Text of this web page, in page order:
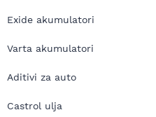
Exide akumulatori
Varta akumulatori
Aditivi za auto
Castrol ulja